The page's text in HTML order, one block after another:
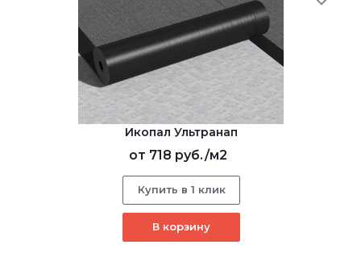
Икопал Ультранап
от 718 руб./м2
Купить в 1 клик
В корзину